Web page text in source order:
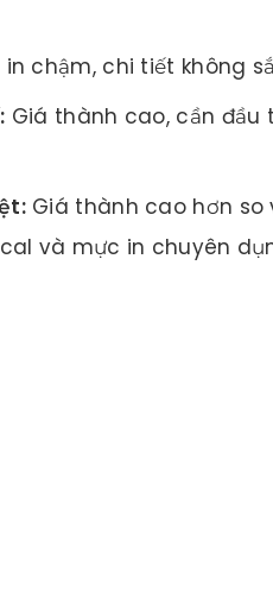
in chậm, chi tiết không
Giá thành cao, cần
Giá thành cao hơn so
và mực in chuyên